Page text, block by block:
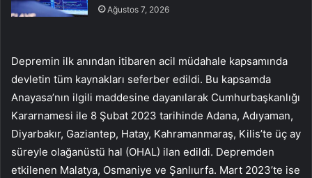
Ağustos 7, 2026
Depremin ilk anından itibaren acil müdahale kapsamında
devletin tüm kaynakları seferber edildi. Bu kapsamda
Anayasa’nın ilgili maddesine dayanılarak Cumhurbaşkanlığı
Kararnamesi ile 8 Şubat 2023 tarihinde Adana, Adıyaman,
Diyarbakır, Gaziantep, Hatay, Kahramanmaraş, Kilis’te üç ay
süreyle olağanüstü hal (OHAL) ilan edildi. Depremden
etkilenen Malatya, Osmaniye ve Şanlıurfa. Mart 2023’te ise